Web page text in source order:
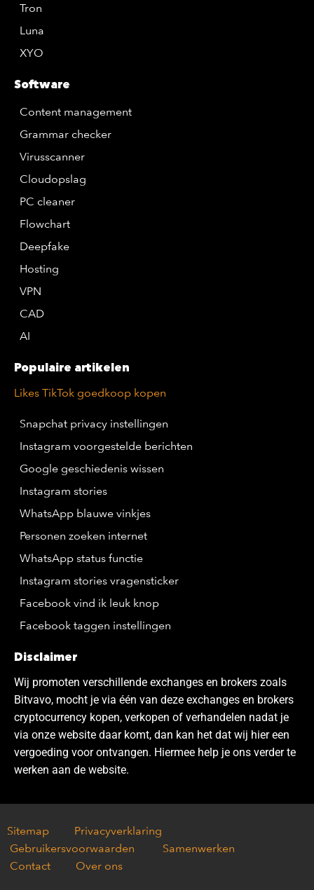
Tron
Luna
XYO
Software
Content management
Grammar checker
Virusscanner
Cloudopslag
PC cleaner
Flowchart
Deepfake
Hosting
VPN
CAD
AI
Populaire artikelen
Likes TikTok goedkoop kopen
Snapchat privacy instellingen
Instagram voorgestelde berichten
Google geschiedenis wissen
Instagram stories
WhatsApp blauwe vinkjes
Personen zoeken internet
WhatsApp status functie
Instagram stories vragensticker
Facebook vind ik leuk knop
Facebook taggen instellingen
Disclaimer
Wij promoten verschillende exchanges en brokers zoals
Bitvavo, mocht je via één van deze exchanges en brokers
cryptocurrency kopen, verkopen of verhandelen nadat je
via onze website daar komt, dan kan het dat wij hier een
vergoeding voor ontvangen. Hiermee help je ons verder te
werken aan de website.
Sitemap
Privacyverklaring
Gebruikersvoorwaarden
Samenwerken
Contact
Over ons